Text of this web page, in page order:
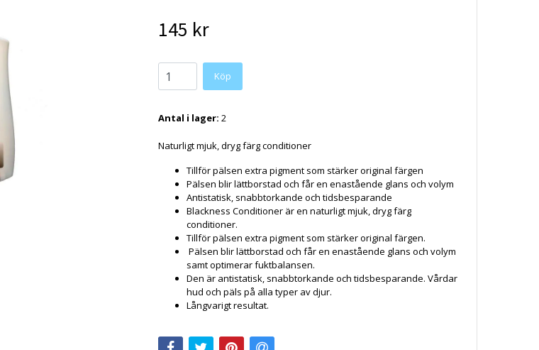
145 kr
Köp
Antal i lager: 2
Naturligt mjuk, dryg färg conditioner
Tillför pälsen extra pigment som stärker original färgen
Pälsen blir lättborstad och får en enastående glans och volym
Antistatisk, snabbtorkande och tidsbesparande
Blackness Conditioner är en naturligt mjuk, dryg färg
conditioner.
Tillför pälsen extra pigment som stärker original färgen.
Pälsen blir lättborstad och får en enastående glans och volym
samt optimerar fuktbalansen.
Den är antistatisk, snabbtorkande och tidsbesparande. Vårdar
hud och päls på alla typer av djur.
Långvarigt resultat.